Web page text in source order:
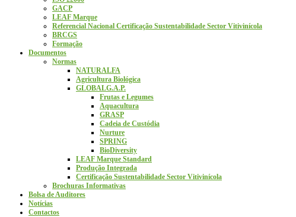
GACP
LEAF Marque
Referencial Nacional Certificação Sustentabilidade Sector Vitivinícola
BRCGS
Formação
Documentos
Normas
NATURALFA
Agricultura Biológica
GLOBALG.A.P.
Frutas e Legumes
Aquacultura
GRASP
Cadeia de Custódia
Nurture
SPRING
BioDiversity
LEAF Marque Standard
Produção Integrada
Certificação Sustentabilidade Sector Vitivinícola
Brochuras Informativas
Bolsa de Auditores
Notícias
Contactos